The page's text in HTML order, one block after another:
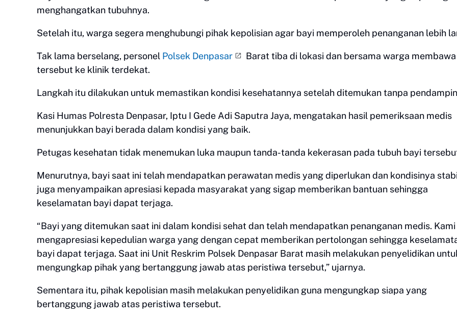
menghangatkan tubuhnya.
Setelah itu, warga segera menghubungi pihak kepolisian agar bayi memperoleh penanganan lebih
Tak lama berselang, personel Polsek Denpasar
Barat tiba di lokasi dan bersama warga
tersebut ke klinik terdekat.
Langkah itu dilakukan untuk memastikan kondisi kesehatannya setelah ditemukan tanpa
Kasi Humas Polresta Denpasar, Iptu I Gede Adi Saputra Jaya, mengatakan hasil pemeriksaan medis
menunjukkan bayi berada dalam kondisi yang baik.
Petugas kesehatan tidak menemukan luka maupun tanda-tanda kekerasan pada tubuh bayi
Menurutnya, bayi saat ini telah mendapatkan perawatan medis yang diperlukan dan kondisinya
juga menyampaikan apresiasi kepada masyarakat yang sigap memberikan bantuan sehingga
keselamatan bayi dapat terjaga.
“Bayi yang ditemukan saat ini dalam kondisi sehat dan telah mendapatkan penanganan medis. Kami
mengapresiasi kepedulian warga yang dengan cepat memberikan pertolongan sehingga
bayi dapat terjaga. Saat ini Unit Reskrim Polsek Denpasar Barat masih melakukan penyelidikan
mengungkap pihak yang bertanggung jawab atas peristiwa tersebut,” ujarnya.
Sementara itu, pihak kepolisian masih melakukan penyelidikan guna mengungkap siapa yang
bertanggung jawab atas peristiwa tersebut.